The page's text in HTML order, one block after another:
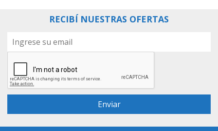
RECIBÍ NUESTRAS OFERTAS